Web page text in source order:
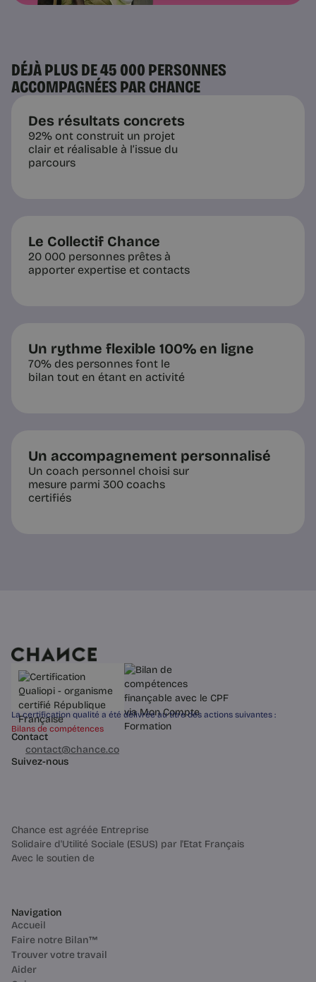
DÉJÀ PLUS DE 45 000 PERSONNES
ACCOMPAGNÉES PAR CHANCE
Des résultats concrets
92% ont construit un projet
clair et réalisable à l’issue du
parcours
Le Collectif Chance
20 000 personnes prêtes à
apporter expertise et contacts
Un rythme flexible 100% en ligne
70% des personnes font le
bilan tout en étant en activité
Un accompagnement personnalisé
Un coach personnel choisi sur
mesure parmi 300 coachs
certifiés
La certification qualité a été délivrée au titre des actions suivantes :
Bilans de compétences
Contact
03 60 84 01 14
contact@chance.co
Suivez-nous
Chance est agréée Entreprise
Solidaire d'Utilité Sociale (ESUS) par l'Etat Français
Avec le soutien de
Navigation
Accueil
Faire notre Bilan™
Trouver votre travail
Aider